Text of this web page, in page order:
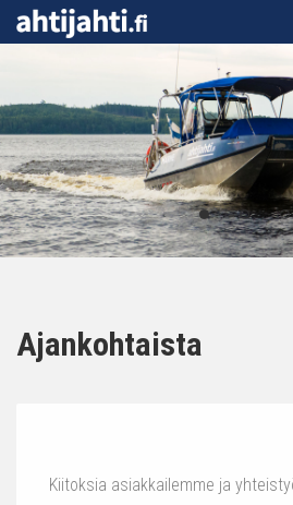
Ajankohtaista
Kiitoksia asiakkailemme ja